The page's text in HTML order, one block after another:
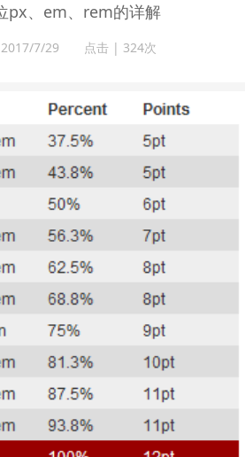
px、em、rem的详解
2017/7/29 点击 | 324次